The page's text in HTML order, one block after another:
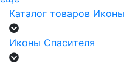
Каталог товаров Иконы
Иконы Спасителя